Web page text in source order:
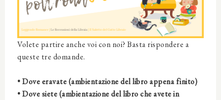
Volete partire anche voi con noi? Basta rispondere a
queste tre domande.
• Dove eravate (ambientazione del libro appena finito)
• Dove siete (ambientazione del libro che avete in